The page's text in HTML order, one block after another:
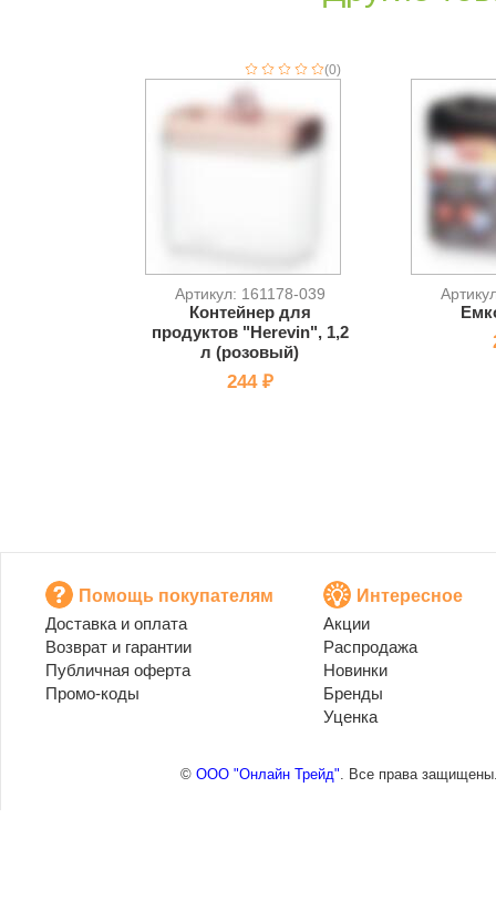
(0)
Артикул: 161178-039
Контейнер для
продуктов "Herevin", 1,2
л (розовый)
244 ₽
Помощь покупателям
Доставка и оплата
Возврат и гарантии
Публичная оферта
Промо-коды
Интересное
Акции
Распродажа
Новинки
Бренды
Уценка
© ООО "Онлайн Трейд". Все права